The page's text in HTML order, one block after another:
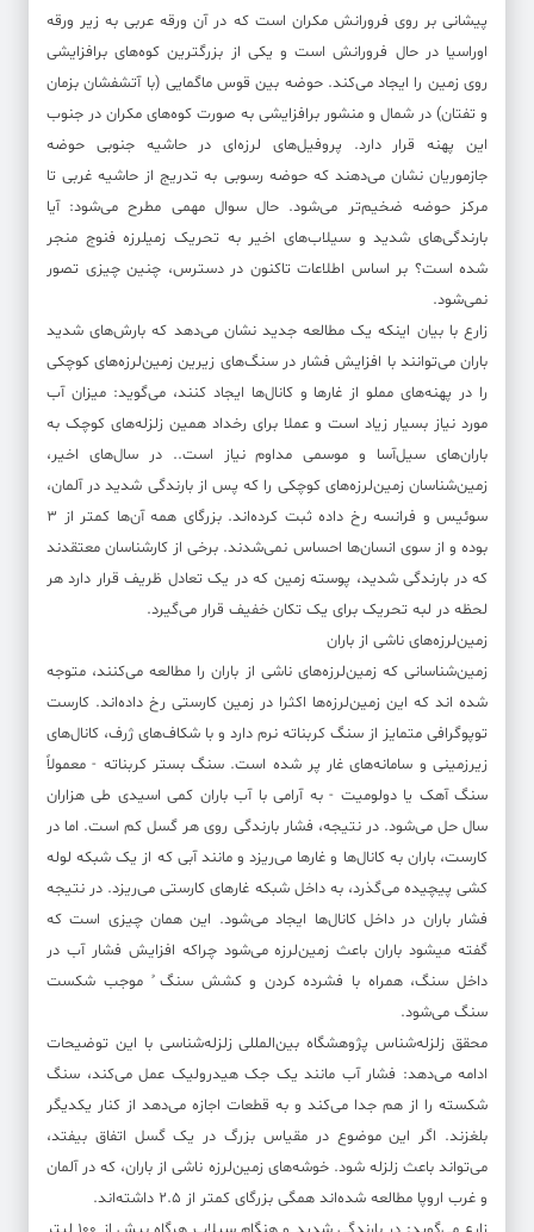
پیشانی بر روی فرورانش مکران است که در آن ورقه عربی به زیر ورقه
اوراسیا در حال فرورانش است و یکی از بزرگترین کوه‌های برافزایشی
روی زمین را ایجاد می‌کند. حوضه بین قوس ماگمایی (با آتشفشان بزمان
و تفتان) در شمال و منشور برافزایشی به صورت کوه‌های مکران در جنوب
این پهنه قرار دارد. پروفیل‌های لرزه‌ای در حاشیه جنوبی حوضه
جازموریان نشان می‌دهند که حوضه رسوبی به تدریج از حاشیه غربی تا
مرکز حوضه ضخیم‌تر می‌شود. حال سوال مهمی مطرح می‌شود: آیا
بارندگی‌های شدید و سیلاب‌های اخیر به تحریک زمیلرزه فنوج منجر
شده است؟ بر اساس اطلاعات تاکنون در دسترس، چنین چیزی تصور
نمی‌شود.
زارع با بیان اینکه یک مطالعه جدید نشان می‌دهد که بارش‌های شدید
باران می‌توانند با افزایش فشار در سنگ‌های زیرین زمین‌لرزه‌های کوچکی
را در پهنه‌های مملو از غار‌ها و کانال‌ها ایجاد کنند، می‌گوید: میزان آب
مورد نیاز بسیار زیاد است و عملا برای رخداد همین زلزله‌های کوچک به
باران‌های سیل‌آسا و موسمی مداوم نیاز است.. در سال‌های اخیر،
زمین‌شناسان زمین‌لرزه‌های کوچکی را که پس از بارندگی شدید در آلمان،
سوئیس و فرانسه رخ داده ثبت کرده‌اند. بزرگای همه آن‌ها کمتر از ۳
بوده و از سوی انسان‌ها احساس نمی‌شدند. برخی از کارشناسان معتقدند
که در بارندگی شدید، پوسته زمین که در یک تعادل ظریف قرار دارد هر
لحظه در لبه تحریک برای یک تکان خفیف قرار می‌گیرد.
زمین‌لرزه‌های ناشی از باران
زمین‌شناسانی که زمین‌لرزه‌های ناشی از باران را مطالعه می‌کنند، متوجه
شده اند که این زمین‌لرزه‌ها اکثرا در زمین کارستی رخ داده‌اند. کارست
توپوگرافی متمایز از سنگ کربناته نرم دارد و با شکاف‌های ژرف، کانال‌های
زیرزمینی و سامانه‌های غار پر شده است. سنگ بستر کربناته - معمولاً
سنگ آهک یا دولومیت - به آرامی با آب باران کمی اسیدی طی هزاران
سال حل می‌شود. در نتیجه، فشار بارندگی روی هر گسل کم است. اما در
کارست، باران به کانال‌ها و غار‌ها می‌ریزد و مانند آبی که از یک شبکه لوله
کشی پیچیده می‌گذرد، به داخل شبکه غار‌های کارستی می‌ریزد. در نتیجه
فشار باران در داخل کانال‌ها ایجاد می‌شود. این همان چیزی است که
گفته میشود باران باعث زمین‌لرزه می‌شود چراکه افزایش فشار آب در
داخل سنگ، همراه با فشرده کردن و کشش سنگ ُ موجب شکست
سنگ می‌شود.
محقق زلزله‌شناس پژوهشگاه بین‌المللی زلزله‌شناسی با این توضیحات
ادامه می‌دهد: فشار آب مانند یک جک هیدرولیک عمل می‌کند، سنگ
شکسته را از هم جدا می‌کند و به قطعات اجازه می‌دهد از کنار یکدیگر
بلغزند. اگر این موضوع در مقیاس بزرگ در یک گسل اتفاق بیفتد،
می‌تواند باعث زلزله شود. خوشه‌های زمین‌لرزه ناشی از باران، که در آلمان
و غرب اروپا مطالعه شده‌اند همگی بزرگای کمتر از ۲.۵ داشته‌اند.